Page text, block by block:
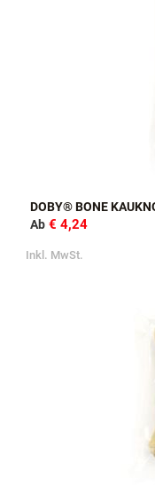
DOBY® BONE
Ab € 4,24
Inkl. MwSt.